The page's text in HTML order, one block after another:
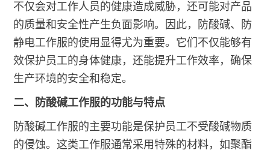
不仅会对工作人员的健康造成威胁，还可能对产品
的质量和安全性产生负面影响。因此，防酸碱、防
静电工作服的使用显得尤为重要。它们不仅能够有
效保护员工的身体健康，还能提升工作效率，确保
生产环境的安全和稳定。
二、防酸碱工作服的功能与特点
防酸碱工作服的主要功能是保护员工不受酸碱物质
的侵蚀。这类工作服通常采用特殊的材料，如聚酯